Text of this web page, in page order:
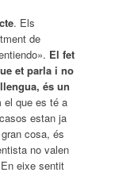
. Els
de
El fet
et parla i no
és un
el que es té a
estan ja
cosa, és
no valen
eixe sentit